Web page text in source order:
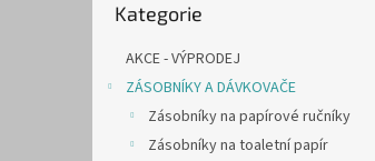
kategorie
Kategorie
AKCE - VÝPRODEJ
ZÁSOBNÍKY A DÁVKOVAČE
Zásobníky na papírové ručníky
Zásobníky na toaletní papír